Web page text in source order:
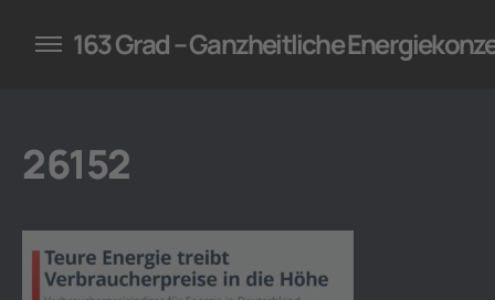
für Unternehmen
163 Grad – Ganzheitliche
26152